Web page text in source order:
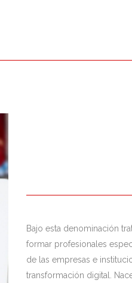
Bajo esta denominación
formar profesionales
de las empresas e
transformación digital.